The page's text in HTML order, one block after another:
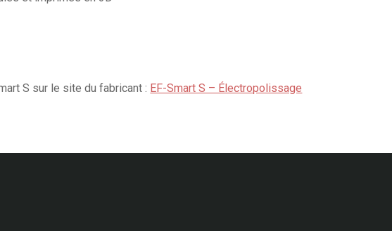
S sur le site du fabricant : EF-Smart S – Électropolissage